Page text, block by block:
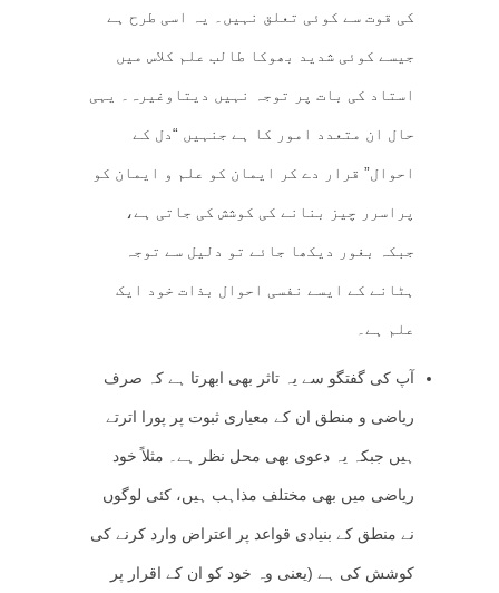
کی قوت سے کوئی تعلق نہیں۔ یہ اسی طرح ہے
جیسے کوئی شدید بھوکا طالب علم کلاس میں
استاد کی بات پر توجہ نہیں دیتاوغیرہ۔ یہی
حال ان متعدد امور کا ہے جنہیں “دل کے
احوال” قرار دے کر ایمان کو علم و ایمان کو
پراسرر چیز بنانے کی کوشش کی جاتی ہے،
جبکہ بغور دیکھا جائے تو دلیل سے توجہ
ہٹانے کے ایسے نفسی احوال بذات خود ایک
علم ہے۔
آپ کی گفتگو سے یہ تاثر بھی ابھرتا ہے کہ صرف
ریاضی و منطق ان کے معیاری ثبوت پر پورا اترتے
ہیں جبکہ یہ دعوی بھی محل نظر ہے۔ مثلاً خود
ریاضی میں بھی مختلف مذاہب ہیں، کئی لوگوں
نے منطق کے بنیادی قواعد پر اعتراض وارد کرنے کی
کوشش کی ہے (یعنی وہ خود کو ان کے اقرار پر